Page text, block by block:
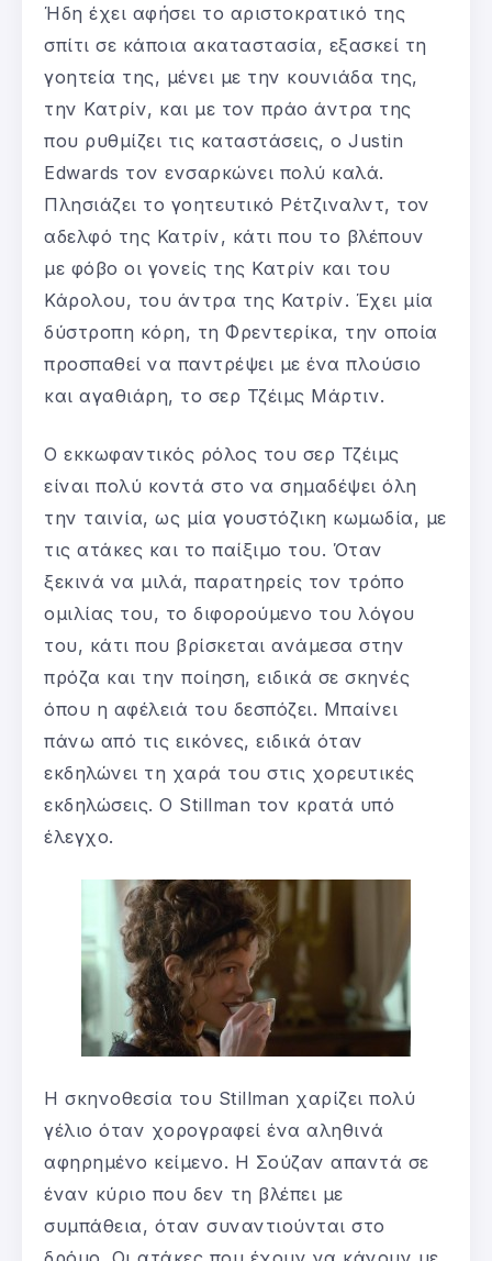
Ήδη έχει αφήσει το αριστοκρατικό της
σπίτι σε κάποια ακαταστασία, εξασκεί τη
γοητεία της, μένει με την κουνιάδα της,
την Κατρίν, και με τον πράο άντρα της
που ρυθμίζει τις καταστάσεις, ο Justin
Edwards τον ενσαρκώνει πολύ καλά.
Πλησιάζει το γοητευτικό Ρέτζιναλντ, τον
αδελφό της Κατρίν, κάτι που το βλέπουν
με φόβο οι γονείς της Κατρίν και του
Κάρολου, του άντρα της Κατρίν. Έχει μία
δύστροπη κόρη, τη Φρεντερίκα, την οποία
προσπαθεί να παντρέψει με ένα πλούσιο
και αγαθιάρη, το σερ Τζέιμς Μάρτιν.
Ο εκκωφαντικός ρόλος του σερ Τζέιμς
είναι πολύ κοντά στο να σημαδέψει όλη
την ταινία, ως μία γουστόζικη κωμωδία, με
τις ατάκες και το παίξιμο του. Όταν
ξεκινά να μιλά, παρατηρείς τον τρόπο
ομιλίας του, το διφορούμενο του λόγου
του, κάτι που βρίσκεται ανάμεσα στην
πρόζα και την ποίηση, ειδικά σε σκηνές
όπου η αφέλειά του δεσπόζει. Μπαίνει
πάνω από τις εικόνες, ειδικά όταν
εκδηλώνει τη χαρά του στις χορευτικές
εκδηλώσεις. Ο Stillman τον κρατά υπό
έλεγχο.
Η σκηνοθεσία του Stillman χαρίζει πολύ
γέλιο όταν χορογραφεί ένα αληθινά
αφηρημένο κείμενο. Η Σούζαν απαντά σε
έναν κύριο που δεν τη βλέπει με
συμπάθεια, όταν συναντιούνται στο